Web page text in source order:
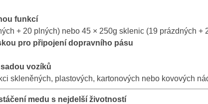
funkcí
+ 20 plných) nebo 45 × 250g sklenic (19 prázdných +
pro připojení dopravního pásu
vozíků
skleněných, plastových, kartonových nebo kovových
medu s nejdelší životností